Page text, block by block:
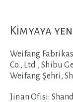
Kimyaya
Weifang
Co., Ltd., Shibu
Weifang Şehri,
Jinan Ofisi: